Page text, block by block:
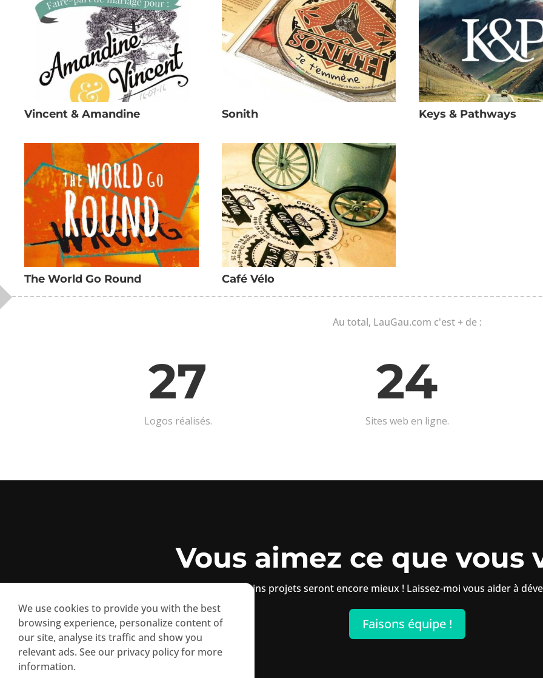
Vincent & Amandine Sonith Keys & Pathways
The World Go Round Café Vélo
Au total, LauGau.com c'est + de :
27
Logos réalisés.
24
Sites web en ligne.
Vous aimez ce que vous
Les prochains projets seront encore mieux ! Laissez-moi vous aider à
Faisons équipe !
We use cookies to provide you with the best
browsing experience, personalize content of
our site, analyse its traffic and show you
relevant ads. See our privacy policy for more
information.